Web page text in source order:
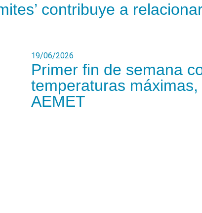
contribuye a
19/06/2026
Primer fin de semana
temperaturas
AEMET